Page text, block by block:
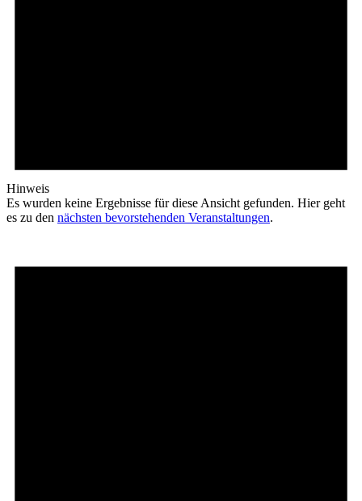
Hinweis
Es wurden keine Ergebnisse für diese Ansicht gefunden. Hier geht
es zu den nächsten bevorstehenden Veranstaltungen.